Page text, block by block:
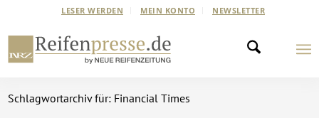
LESER WERDEN MEIN KONTO NEWSLETTER
Schlagwortarchiv für: Financial Times